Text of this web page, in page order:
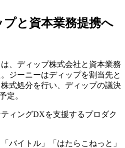
と資本業務提携へ
、ディップ株式会社と資本業務
ジーニーはディップを割当先と
式処分を行い、ディップの議決
定。
ィングDXを支援するプロダク
バイトル」「はたらこねっと」